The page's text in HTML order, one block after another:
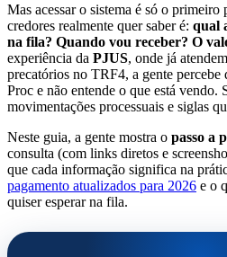
Mas acessar o sistema é só o primeiro
credores realmente quer saber é: qual
na fila? Quando vou receber? O
experiência da PJUS, onde já
precatórios no TRF4, a gente percebe
Proc e não entende o que está vendo.
movimentações processuais e siglas
Neste guia, a gente mostra o passo a
consulta (com links diretos e
que cada informação significa na
pagamento atualizados para 2026 e o
quiser esperar na fila.